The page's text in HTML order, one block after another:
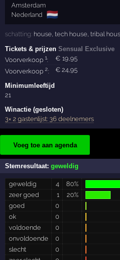
Amsterdam
Nederland 🇳🇱
schatting: house,tech house,tribal
Tickets & prijzenSensual Exclusive
Voorverkoop1: € 19 ,95
Voorverkoop2: €24 ,95
Minimumleeftijd
21
Winactie (gesloten)
3× 2 gastenlijst: 36 deelnemers
Voeg toe aan agenda
Stemresultaat:geweldig
geweldig 4
80%
zeer goed
1
20%
goed
0
ok
0
voldoende
0
onvoldoende
0
slecht
0